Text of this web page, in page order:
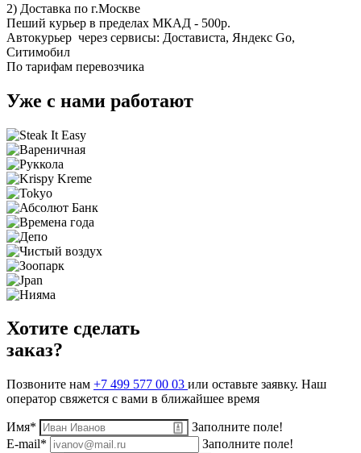
2) Доставка по г.Москве
Пеший курьер в пределах МКАД - 500р.
Автокурьер через сервисы: Достависта, Яндекс Go,
Ситимобил
По тарифам перевозчика
Уже с нами работают
Хотите сделать
заказ?
Позвоните нам +7 499 577 00 03 или оставьте заявку. Наш
оператор свяжется с вами в ближайшее время
Имя*
Заполните поле!
E-mail*
Заполните поле!